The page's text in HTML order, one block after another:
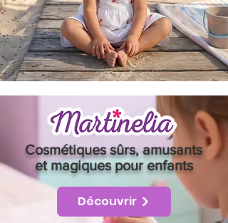
Cosmétiques sûrs, amusants
et magiques pour enfants
Découvrir